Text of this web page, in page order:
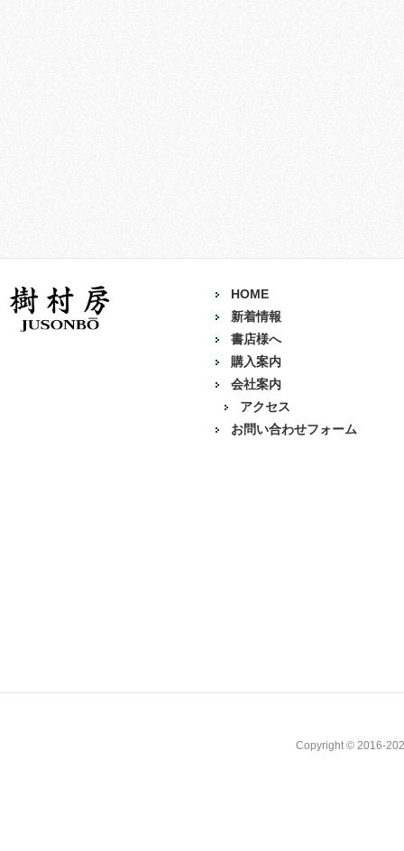
HOME
新着情報
書店様へ
購入案内
会社案内
アクセス
お問い合わせフォーム
Copyright © 2016-